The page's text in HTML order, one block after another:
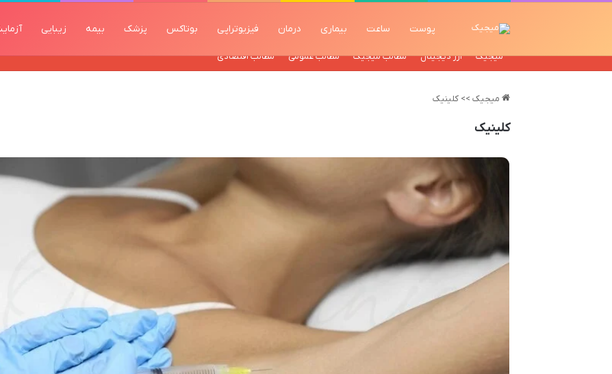
پوست ساعت بیماری درمان فیزیوتراپی بوتاکس پزشک بیمه زیبایی
میجیک ارز دیجیتال مطالب میجیک مطالب عمومی مطالب اقتصادی
میجیک >> کلینیک
کلینیک